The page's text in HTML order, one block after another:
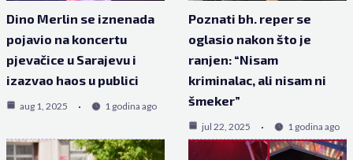
Dino Merlin se iznenada
pojavio na koncertu
pjevačice u Sarajevu i
izazvao haos u publici
aug 1, 2025 1 godina ago
Poznati bh. reper se
oglasio nakon što je
ranjen: “Nisam
kriminalac, ali nisam ni
šmeker”
jul 22, 2025 1 godina ago